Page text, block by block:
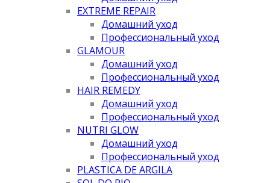
EXTREME REPAIR
Домашний уход
Профессиональный уход
GLAMOUR
Домашний уход
Профессиональный уход
HAIR REMEDY
Домашний уход
Профессиональный уход
NUTRI GLOW
Домашний уход
Профессиональный уход
PLASTICA DE ARGILA